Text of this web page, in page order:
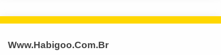
Www.Habigoo.Com.Br